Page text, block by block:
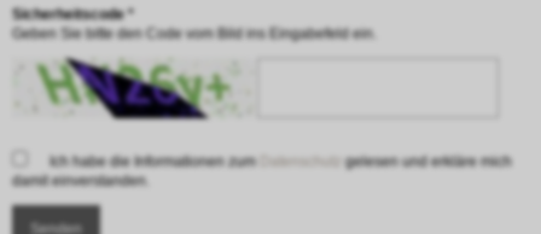
Sicherheitscode *
Geben Sie bitte den Code vom Bild ins Eingabefeld ein.
Ich habe die Informationen zum
gelesen und erkläre mich
damit einverstanden.